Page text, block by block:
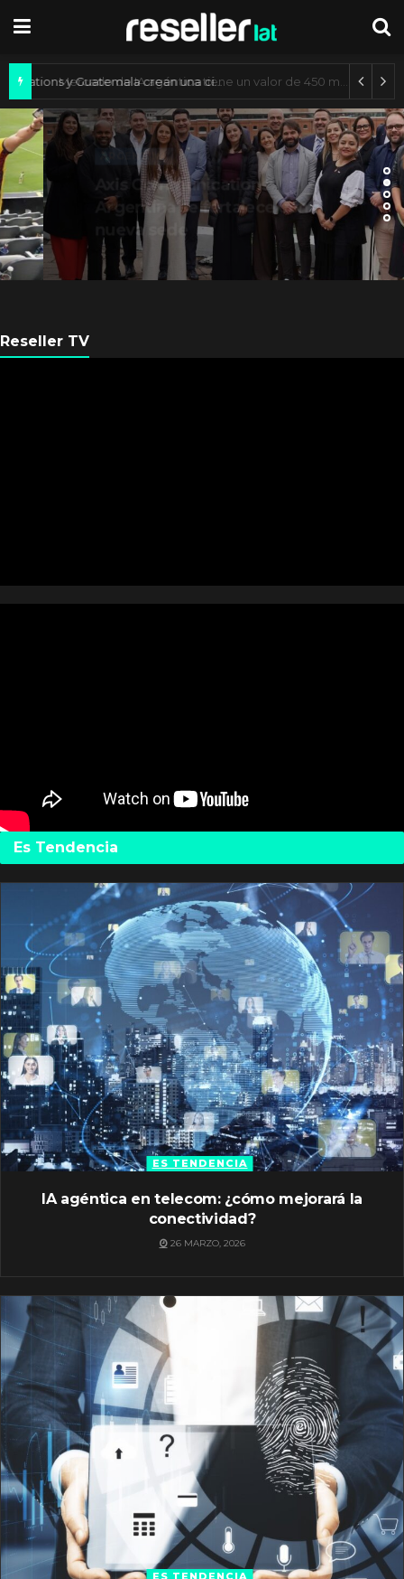
Axis Communications y Guatemala crean una ciudad inteligente
ARGENTINA
Axis Communications
Argentina se fortalece con
nueva sede
Reseller TV
Es Tendencia
ES TENDENCIA
IA agéntica en telecom: ¿cómo mejorará la
conectividad?
26 MARZO, 2026
ES TENDENCIA